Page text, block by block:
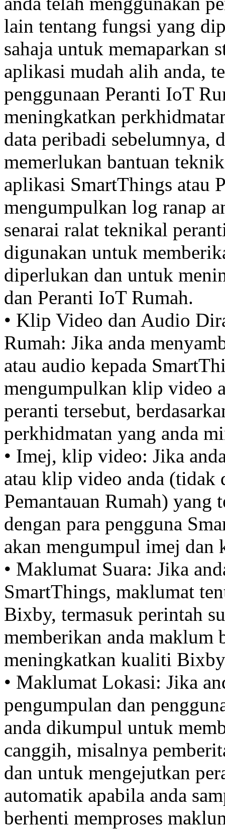
lain tentang fungsi yang
sahaja untuk memaparkan
aplikasi mudah alih anda,
penggunaan Peranti IoT
meningkatkan
data peribadi sebelumnya,
memerlukan bantuan
aplikasi SmartThings atau
mengumpulkan log ranap
senarai ralat teknikal
digunakan untuk
diperlukan dan untuk
dan Peranti IoT Rumah.
• Klip Video dan Audio
Rumah: Jika anda
atau audio kepada
mengumpulkan klip video
peranti tersebut,
perkhidmatan yang anda
• Imej, klip video: Jika
atau klip video anda (tidak
Pemantauan Rumah) yang
dengan para pengguna
akan mengumpul imej dan
• Maklumat Suara: Jika
SmartThings, maklumat
Bixby, termasuk perintah
memberikan anda maklum
meningkatkan kualiti
• Maklumat Lokasi: Jika
pengumpulan dan
anda dikumpul untuk
canggih, misalnya
dan untuk mengejutkan
automatik apabila anda
berhenti memproses